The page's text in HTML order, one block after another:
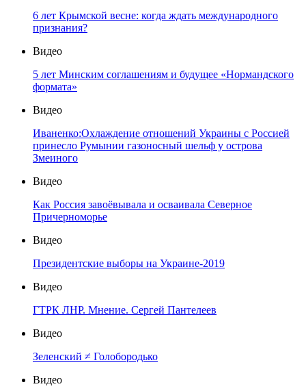
6 лет Крымской весне: когда ждать международного
признания?
Видео
5 лет Минским соглашениям и будущее «Нормандского
формата»
Видео
Иваненко:Охлаждение отношений Украины с Россией
принесло Румынии газоносный шельф у острова
Змеиного
Видео
Как Россия завоёвывала и осваивала Северное
Причерноморье
Видео
Президентские выборы на Украине-2019
Видео
ГТРК ЛНР. Мнение. Сергей Пантелеев
Видео
Зеленский ≠ Голобородько
Видео